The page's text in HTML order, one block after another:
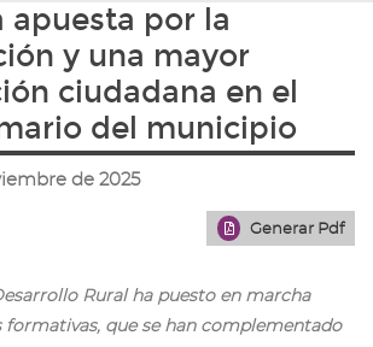
apuesta por la
y una mayor
ciudadana en el
del municipio
de 2025
Generar Pdf
Rural ha puesto en marcha
formativas, que se han complementado